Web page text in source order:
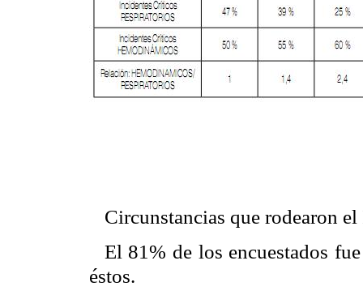
Circunstancias que rodearon
El 81% de los encuestados
éstos.